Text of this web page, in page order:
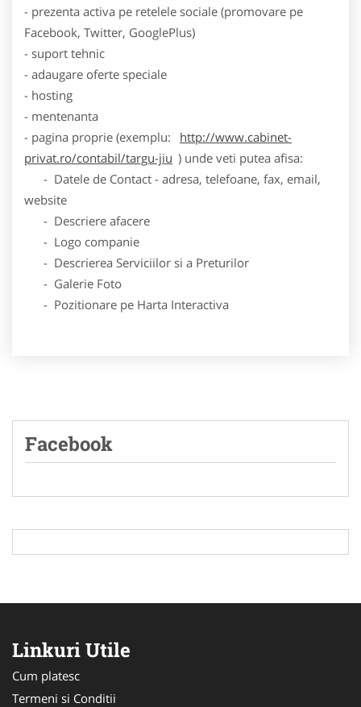
- prezenta activa pe retelele sociale (promovare pe
Facebook, Twitter, GooglePlus)
- suport tehnic
- adaugare oferte speciale
- hosting
- mentenanta
- pagina proprie (exemplu:
http://www.cabinet-
privat.ro/contabil/targu-jiu ) unde veti putea afisa:
- Datele de Contact - adresa, telefoane, fax, email,
website
- Descriere afacere
- Logo companie
- Descrierea Serviciilor si a Preturilor
- Galerie Foto
- Pozitionare pe Harta Interactiva
Facebook
Linkuri Utile
Cum platesc
Termeni si Conditii